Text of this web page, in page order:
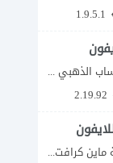
انضم الى التليجرام واتساب الذهبي 2023 للايفون إذا كنت تبحث عن واتساب الذهبي للايفون...
انضم الى التليجرام لعبة ماين كرافت للايفون Minecraft iOS تُعد لعبة Minecraft واحدة من...